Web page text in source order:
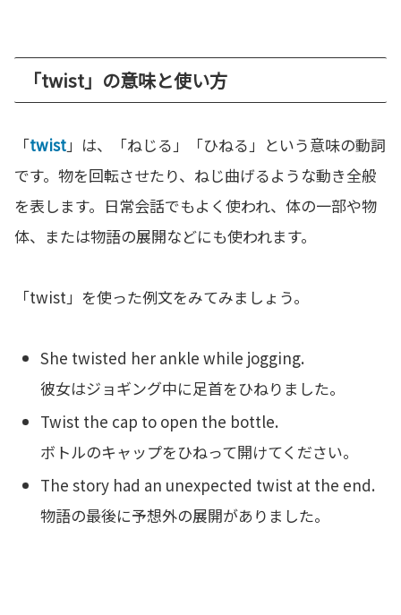
「twist」の意味と使い方
「twist」は、「ねじる」「ひねる」という意味の動詞
です。物を回転させたり、ねじ曲げるような動き全般
を表します。日常会話でもよく使われ、体の一部や物
体、または物語の展開などにも使われます。
「twist」を使った例文をみてみましょう。
She twisted her ankle while jogging.
彼女はジョギング中に足首をひねりました。
Twist the cap to open the bottle.
ボトルのキャップをひねって開けてください。
The story had an unexpected twist at the end.
物語の最後に予想外の展開がありました。